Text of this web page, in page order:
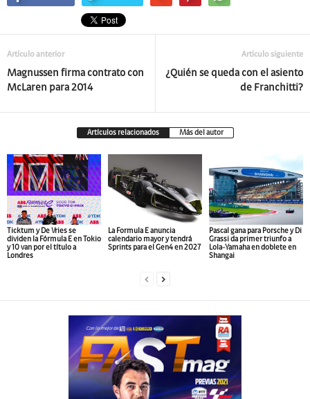
Artículo anterior
Magnussen firma contrato con
McLaren para 2014
Artículo siguiente
¿Quién se queda con el asiento
de Franchitti?
Artículos relacionados Más del autor
Ticktum y De Vries se
dividen la Fórmula E en Tokio
y 10 van por el título a
Londres
La Formula E anuncia
calendario mayor y tendrá
Sprints para el Gen4 en 2027
Pascal gana para Porsche y Di
Grassi da primer triunfo a
Lola-Yamaha en doblete en
Shangai